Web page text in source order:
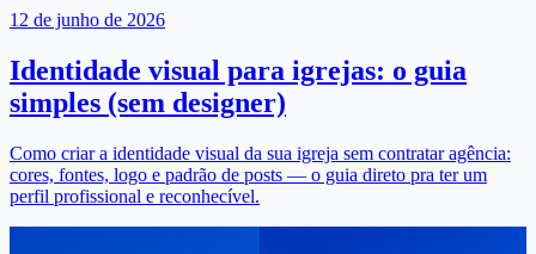
12 de junho de 2026
Identidade visual para igrejas: o guia
simples (sem designer)
Como criar a identidade visual da sua igreja sem contratar agência:
cores, fontes, logo e padrão de posts — o guia direto pra ter um
perfil profissional e reconhecível.